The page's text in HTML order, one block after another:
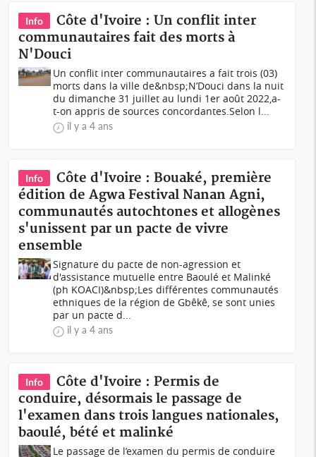
Info
Côte d'Ivoire : Un conflit inter
communautaires fait des morts à
N'Douci
Un conflit inter communautaires a fait trois (03)
morts dans la ville de&nbsp;N’Douci dans la nuit
du dimanche 31 juillet au lundi 1er août 2022,a-
t-on appris de sources concordantes.Selon l...
il y a 4 ans
Info
Côte d'Ivoire : Bouaké, première
édition de Agwa Festival Nanan Agni,
communautés autochtones et allogènes
s'unissent par un pacte de vivre
ensemble
Signature du pacte de non-agression et
d'assistance mutuelle entre Baoulé et Malinké
(ph KOACI)&nbsp;Les différentes communautés
ethniques de la région de Gbêkê, se sont unies
par un pacte d...
il y a 4 ans
Info
Côte d'Ivoire : Permis de
conduire, désormais le passage de
l'examen dans trois langues nationales,
baoulé, bété et malinké
Le passage de l’examen du permis de conduire